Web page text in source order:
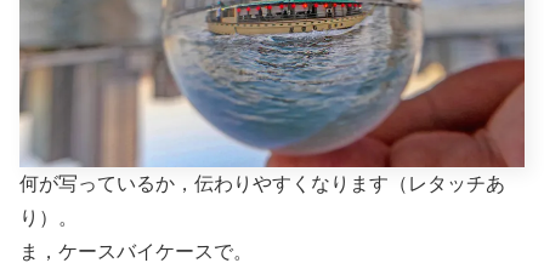
何が写っているか，伝わりやすくなります（レタッチあ
り）。
ま，ケースバイケースで。